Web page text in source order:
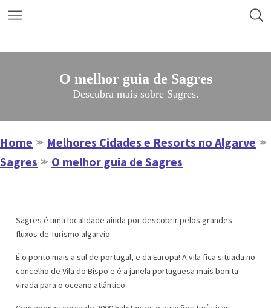
O melhor guia de Sagres
Descubra mais sobre Sagres.
Home ≫ Melhores Cidades e Resorts no Algarve ≫
Sagres ≫ O melhor guia de Sagres
Sagres é uma localidade ainda por descobrir pelos grandes
fluxos de Turismo algarvio.
É o ponto mais a sul de portugal, e da Europa! A vila fica situada no
concelho de Vila do Bispo e é a janela portuguesa mais bonita
virada para o oceano atlântico.